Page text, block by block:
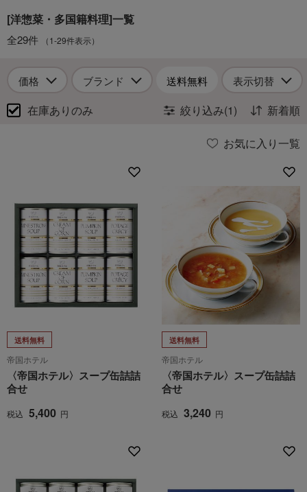
[洋惣菜・多国籍料理]一覧
全29件 （1-29件表示）
価格 ブランド 送料無料 表示切替
在庫ありのみ 絞り込み(1) 新着順
お気に入り一覧
送料無料
帝国ホテル
〈帝国ホテル〉スープ缶詰詰
合せ
税込 5,400 円
送料無料
帝国ホテル
〈帝国ホテル〉スープ缶詰詰
合せ
税込 3,240 円